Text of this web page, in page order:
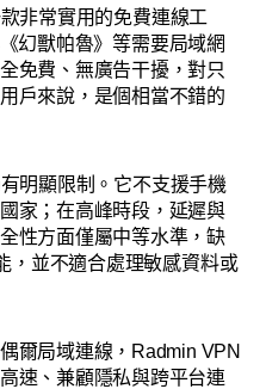
非常實用的免費連線工
幻獸帕魯》等需要局域網
免費、無廣告干擾，對只
戶來說，是個相當不錯的
明顯限制。它不支援手機
家；在高峰時段，延遲與
性方面僅屬中等水準，缺
，並不適合處理敏感資料或
爾局域連線，Radmin VPN
速、兼顧隱私與跨平台連